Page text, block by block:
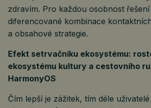
zdravím. Pro každou osobnost
diferencované kombinace
a obsahové strategie.
Efekt setrvačníku ekosystému:
ekosystému kultury a cestovního
HarmonyOS
Čím lepší je zážitek, tím déle